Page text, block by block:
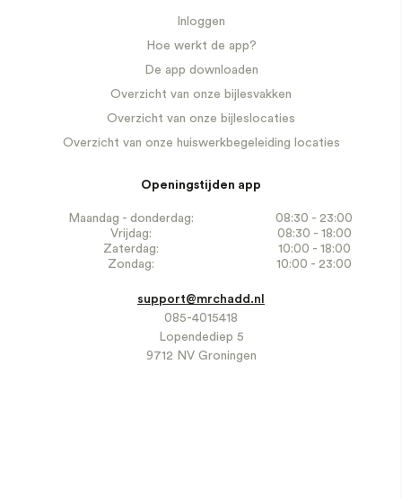
Inloggen
Hoe werkt de app?
De app downloaden
Overzicht van onze bijlesvakken
Overzicht van onze bijleslocaties
Overzicht van onze huiswerkbegeleiding locaties
Openingstijden app
Maandag - donderdag:
08:30 - 23:00
Vrijdag:
08:30 - 18:00
Zaterdag:
10:00 - 18:00
Zondag:
10:00 - 23:00
support@mrchadd.nl
085-4015418
Lopendediep 5
9712 NV Groningen